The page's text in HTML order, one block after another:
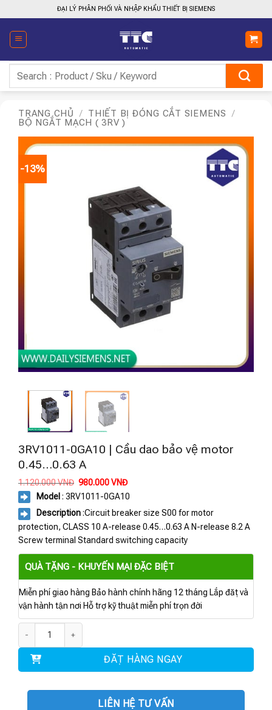
qua
nội
dung
ĐẠI LÝ PHÂN PHỐI VÀ NHẬP KHẨU THIẾT BỊ SIEMENS
kiếm:
TRANG CHỦ / THIẾT BỊ ĐÓNG CẮT SIEMENS
/
BỘ NGẮT MẠCH ( 3RV )
-13%
3RV1011-0GA10 | Cầu dao bảo vệ motor
0.45…0.63 A
1.120.000VNĐ Giá
là:
1.120.000 VNĐ.
980.000VNĐGiá
tại
là:
980.000 VNĐ.
Model : 3RV1011-0GA10
Description:Circuit breaker size S00 for motor
protection, CLASS 10 A-release 0.45…0.63 A N-release 8.2 A
Screw terminal Standard switching capacity
QUÀ TẶNG - KHUYẾN MẠI ĐẶC BIỆT
Miễn phí giao hàng Bảo hành chính hãng 12 tháng Lắp đặt và
vận hành tận nơi Hỗ trợ kỹ thuật miễn phí trọn đời
ĐẶT HÀNG NGAY
LIÊN HỆ TƯ VẤN